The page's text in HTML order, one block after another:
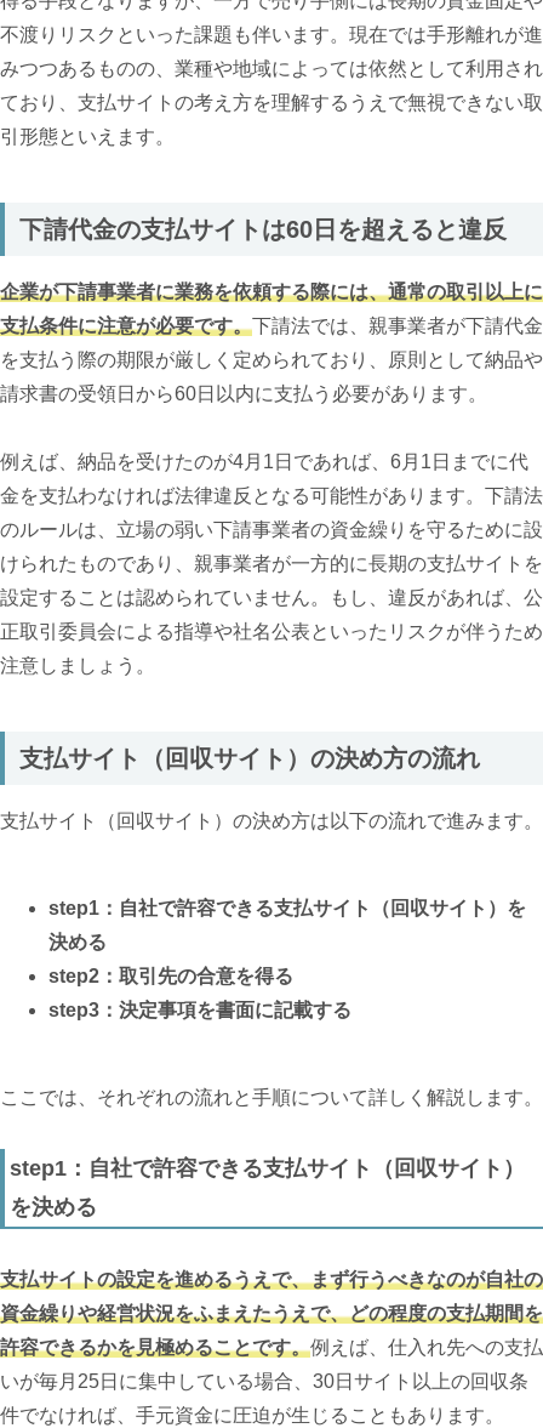
不渡りリスクといった課題も伴います。現在では手形離れが進
みつつあるものの、業種や地域によっては依然として利用され
ており、支払サイトの考え方を理解するうえで無視できない取
引形態といえます。
下請代金の支払サイトは60日を超えると違反
企業が下請事業者に業務を依頼する際には、通常の取引以上に
支払条件に注意が必要です。下請法では、親事業者が下請代金
を支払う際の期限が厳しく定められており、原則として納品や
請求書の受領日から60日以内に支払う必要があります。
例えば、納品を受けたのが4月1日であれば、6月1日までに代
金を支払わなければ法律違反となる可能性があります。下請法
のルールは、立場の弱い下請事業者の資金繰りを守るために設
けられたものであり、親事業者が一方的に長期の支払サイトを
設定することは認められていません。もし、違反があれば、公
正取引委員会による指導や社名公表といったリスクが伴うため
注意しましょう。
支払サイト（回収サイト）の決め方の流れ
支払サイト（回収サイト）の決め方は以下の流れで進みます。
step1：自社で許容できる支払サイト（回収サイト）を
決める
step2：取引先の合意を得る
step3：決定事項を書面に記載する
ここでは、それぞれの流れと手順について詳しく解説します。
step1：自社で許容できる支払サイト（回収サイト）
を決める
支払サイトの設定を進めるうえで、まず行うべきなのが自社の
資金繰りや経営状況をふまえたうえで、どの程度の支払期間を
許容できるかを見極めることです。例えば、仕入れ先への支払
いが毎月25日に集中している場合、30日サイト以上の回収条
件でなければ、手元資金に圧迫が生じることもあります。